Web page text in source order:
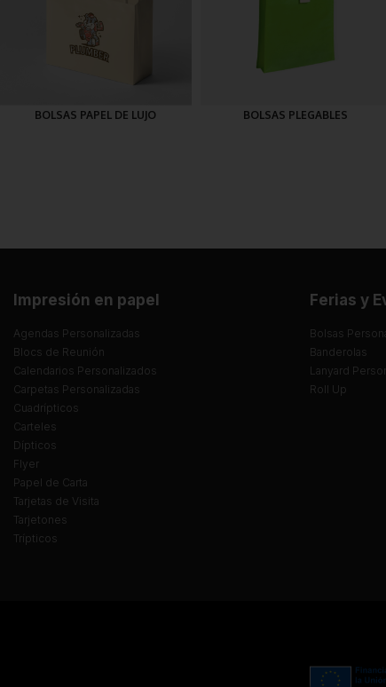
BOLSAS PAPEL DE LUJO BOLSAS PLEGABLES
Impresión en papel
Agendas Personalizadas
Blocs de Reunión
Calendarios Personalizados
Carpetas Personalizadas
Cuadrípticos
Carteles
Dípticos
Flyer
Papel de Carta
Tarjetas de Visita
Tarjetones
Trípticos
Ferias y
Bolsas
Banderolas
Lanyard
Roll Up